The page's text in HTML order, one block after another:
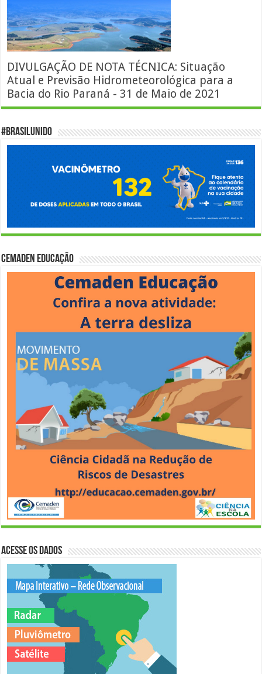
DIVULGAÇÃO DE NOTA TÉCNICA: Situação
Atual e Previsão Hidrometeorológica para a
Bacia do Rio Paraná - 31 de Maio de 2021
#BrasilUnido
Cemaden Educação
Acesse os Dados